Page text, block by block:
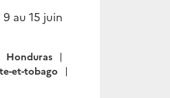
au 15 juin
Honduras
et-tobago